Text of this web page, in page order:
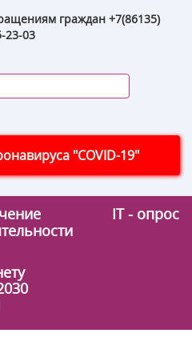
граждан +7(86135)
23-03
"COVID-19"
IT - опрос